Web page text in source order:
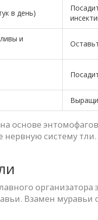
в день)
и
основе
систему
Взамен